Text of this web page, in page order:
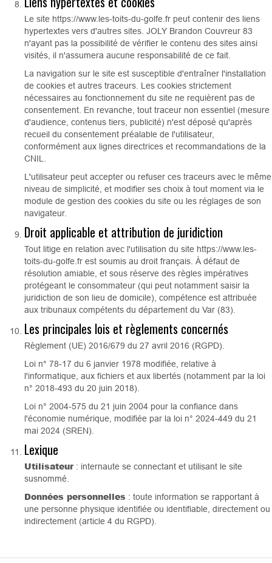
Le site https://www.les-toits-du-golfe.fr peut contenir des liens
hypertextes vers d'autres sites. JOLY Brandon Couvreur 83
n'ayant pas la possibilité de vérifier le contenu des sites ainsi
visités, il n'assumera aucune responsabilité de ce fait.
La navigation sur le site est susceptible d'entraîner l'installation
de cookies et autres traceurs. Les cookies strictement
nécessaires au fonctionnement du site ne requièrent pas de
consentement. En revanche, tout traceur non essentiel (mesure
d'audience, contenus tiers, publicité) n'est déposé qu'après
recueil du consentement préalable de l'utilisateur,
conformément aux lignes directrices et recommandations de la
CNIL.
L'utilisateur peut accepter ou refuser ces traceurs avec le même
niveau de simplicité, et modifier ses choix à tout moment via le
module de gestion des cookies du site ou les réglages de son
navigateur.
Droit applicable et attribution de juridiction
Tout litige en relation avec l'utilisation du site https://www.les-
toits-du-golfe.fr est soumis au droit français. À défaut de
résolution amiable, et sous réserve des règles impératives
protégeant le consommateur (qui peut notamment saisir la
juridiction de son lieu de domicile), compétence est attribuée
aux tribunaux compétents du département du Var (83).
Les principales lois et règlements concernés
Règlement (UE) 2016/679 du 27 avril 2016 (RGPD).
Loi n° 78-17 du 6 janvier 1978 modifiée, relative à
l'informatique, aux fichiers et aux libertés (notamment par la loi
n° 2018-493 du 20 juin 2018).
Loi n° 2004-575 du 21 juin 2004 pour la confiance dans
l'économie numérique, modifiée par la loi n° 2024-449 du 21
mai 2024 (SREN).
Lexique
Utilisateur: internaute se connectant et utilisant le site
susnommé.
Données personnelles : toute information se rapportant à
une personne physique identifiée ou identifiable, directement ou
indirectement (article 4 du RGPD).